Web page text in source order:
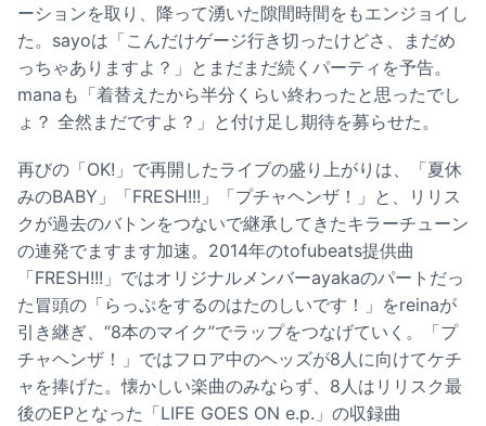
ーションを取り、降って湧いた隙間時間をもエンジョイし
た。sayoは「こんだけゲージ行き切ったけどさ、まだめ
っちゃありますよ？」とまだまだ続くパーティを予告。
manaも「着替えたから半分くらい終わったと思ったでし
ょ？ 全然まだですよ？」と付け足し期待を募らせた。
再びの「OK!」で再開したライブの盛り上がりは、「夏休
みのBABY」「FRESH!!!」「プチャヘンザ！」と、リリス
クが過去のバトンをつないで継承してきたキラーチューン
の連発でますます加速。2014年のtofubeats提供曲
「FRESH!!!」ではオリジナルメンバーayakaのパートだっ
た冒頭の「らっぷをするのはたのしいです！」をreinaが
引き継ぎ、“8本のマイク”でラップをつなげていく。「プ
チャヘンザ！」ではフロア中のヘッズが8人に向けてケチ
ャを捧げた。懐かしい楽曲のみならず、8人はリリスク最
後のEPとなった「LIFE GOES ON e.p.」の収録曲